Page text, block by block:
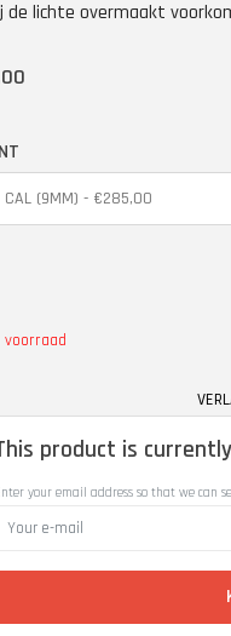
de lichte overmaakt
voorraad
product is
your email address so that we can